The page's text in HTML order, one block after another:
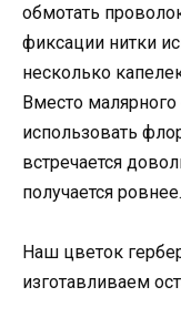
обмотать
фиксации нитки
несколько
Вместо
использовать
встречается
получается ровнее.
Наш цветок
изготавливаем